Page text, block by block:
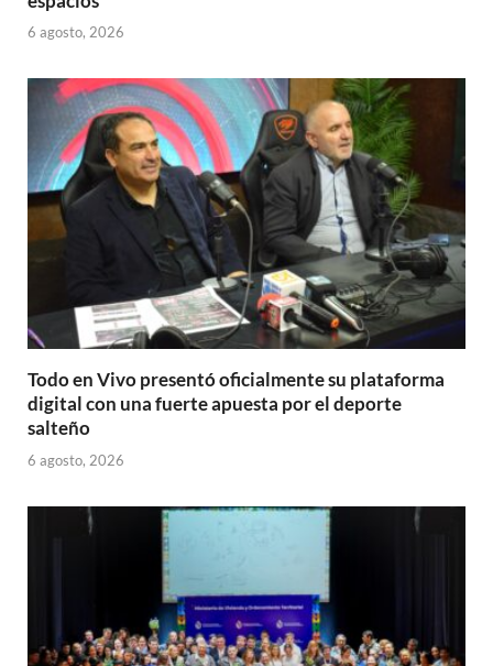
6 agosto, 2026
Todo en Vivo presentó oficialmente su plataforma
digital con una fuerte apuesta por el deporte
salteño
6 agosto, 2026